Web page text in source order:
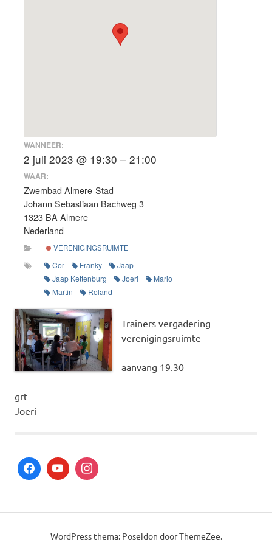
WANNEER:
2 juli 2023 @ 19:30 – 21:00
WAAR:
Zwembad Almere-Stad
Johann Sebastiaan Bachweg 3
1323 BA Almere
Nederland
VERENIGINGSRUIMTE
Cor Franky
Jaap
Jaap Kettenburg
Joeri
Mario
Martin
Roland
Trainers vergadering
verenigingsruimte
aanvang 19.30
grt
Joeri
WordPress thema: Poseidon door ThemeZee.